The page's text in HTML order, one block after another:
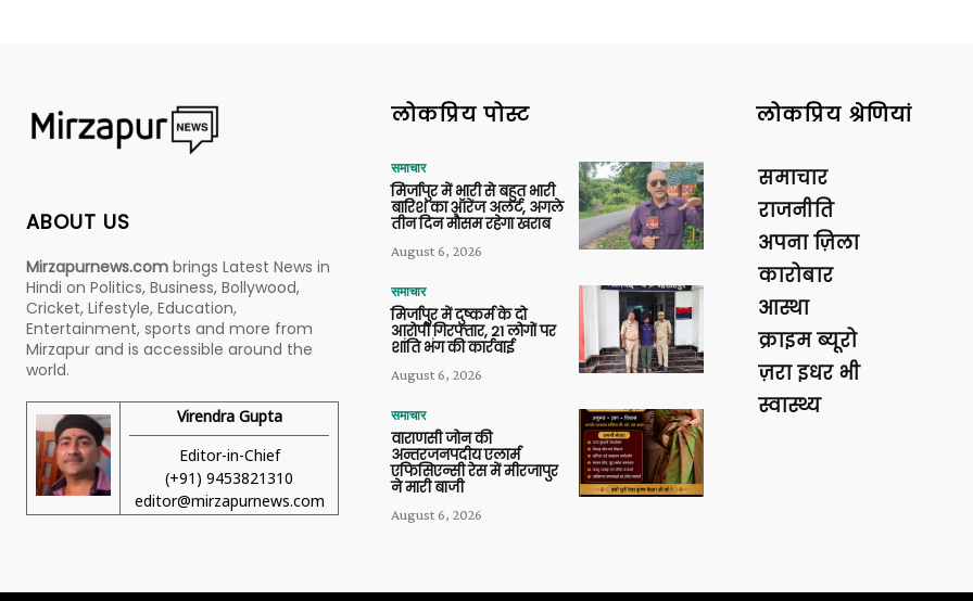
ABOUT US
Mirzapurnews.com brings Latest News in
Hindi on Politics, Business, Bollywood,
Cricket, Lifestyle, Education,
Entertainment, sports and more from
Mirzapur and is accessible around the
world.
Virendra Gupta
Editor-in-Chief
(+91) 9453821310
editor@mirzapurnews.com
लोकप्रिय पोस्ट
समाचार
मिर्जापुर में भारी से बहुत भारी
बारिश का ऑरेंज अलर्ट, अगले
तीन दिन मौसम रहेगा खराब
August 6, 2026
समाचार
मिर्जापुर में दुष्कर्म के दो
आरोपी गिरफ्तार, 21 लोगों पर
शांति भंग की कार्रवाई
August 6, 2026
समाचार
वाराणसी जोन की
अन्तरजनपदीय एलार्म
एफिसिएन्सी रेस में मीरजापुर
ने मारी बाजी
August 6, 2026
लोकप्रिय श्रेणियां
समाचार
राजनीति
अपना ज़िला
कारोबार
आस्था
क्राइम ब्यूरो
ज़रा इधर भी
स्वास्थ्य